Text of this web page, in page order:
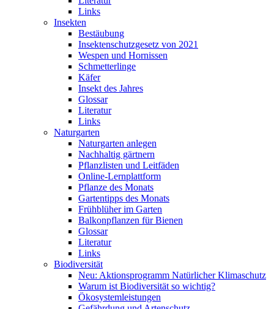
Links
Insekten
Bestäubung
Insektenschutzgesetz von 2021
Wespen und Hornissen
Schmetterlinge
Käfer
Insekt des Jahres
Glossar
Literatur
Links
Naturgarten
Naturgarten anlegen
Nachhaltig gärtnern
Pflanzlisten und Leitfäden
Online-Lernplattform
Pflanze des Monats
Gartentipps des Monats
Frühblüher im Garten
Balkonpflanzen für Bienen
Glossar
Literatur
Links
Biodiversität
Neu: Aktionsprogramm Natürlicher Klimaschutz
Warum ist Biodiversität so wichtig?
Ökosystemleistungen